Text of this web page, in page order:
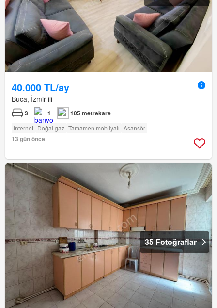
40.000 TL/ay
Buca, İzmir ili
3 1 105 metrekare
Internet Doğal gaz Tamamen mobilyalı Asansör
13 gün önce
35 Fotoğraflar